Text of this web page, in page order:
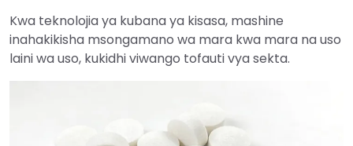
Kwa teknolojia ya kubana ya kisasa, mashine
inahakikisha msongamano wa mara kwa mara na uso
laini wa uso, kukidhi viwango tofauti vya sekta.